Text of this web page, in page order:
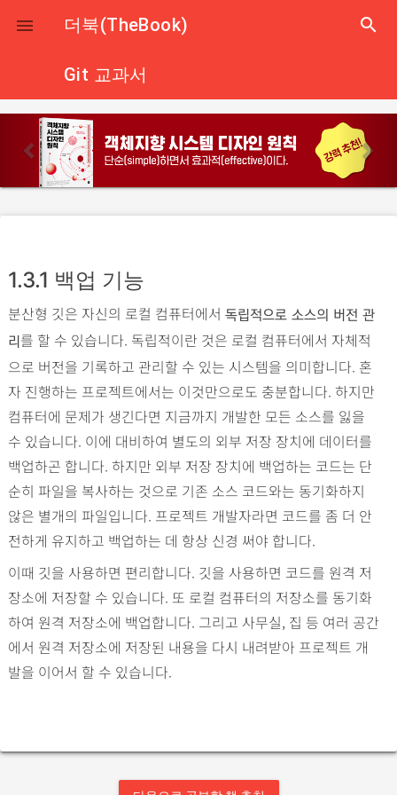
close
 더북(TheBook) search
Git 교과서
p
r
u
e
1.3.1 백업 기능
분산형 깃은 자신의 로컬 컴퓨터에서 독립적으로 소스의 버전 관
리 를 할 수 있습니다. 독립적이란 것은 로컬 컴퓨터에서 자체적
으로 버전을 기록하고 관리할 수 있는 시스템을 의미합니다. 혼
자 진행하는 프로젝트에서는 이것만으로도 충분합니다. 하지만
컴퓨터에 문제가 생긴다면 지금까지 개발한 모든 소스를 잃을
수 있습니다. 이에 대비하여 별도의 외부 저장 장치에 데이터를
백업하곤 합니다. 하지만 외부 저장 장치에 백업하는 코드는 단
순히 파일을 복사하는 것으로 기존 소스 코드와는 동기화하지
않은 별개의 파일입니다. 프로젝트 개발자라면 코드를 좀 더 안
전하게 유지하고 백업하는 데 항상 신경 써야 합니다.
이때 깃을 사용하면 편리합니다. 깃을 사용하면 코드를 원격 저
장소에 저장할 수 있습니다. 또 로컬 컴퓨터의 저장소를 동기화
하여 원격 저장소에 백업합니다. 그리고 사무실, 집 등 여러 공간
에서 원격 저장소에 저장된 내용을 다시 내려받아 프로젝트 개
발을 이어서 할 수 있습니다.